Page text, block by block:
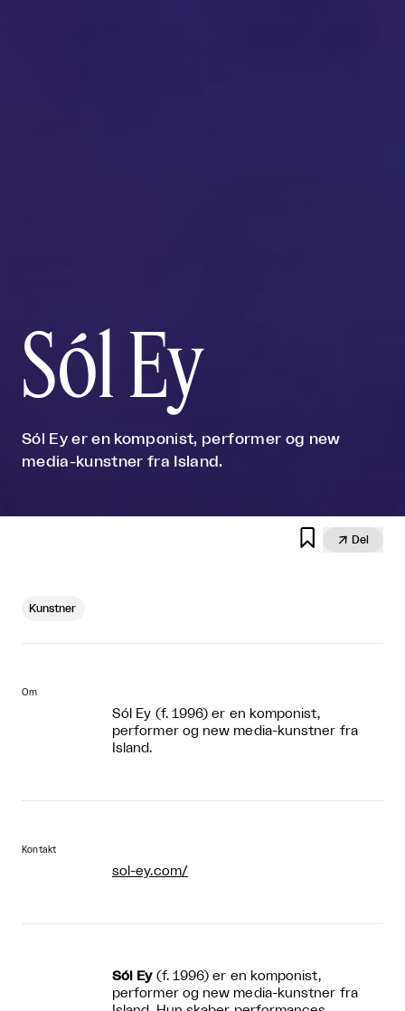
Sól Ey
Sól Ey er en komponist, performer og new
media-kunstner fra Island.
  Del
Kunstner
Om
Sól Ey (f. 1996) er en komponist,
performer og new media-kunstner fra
Island.
Kontakt
sol-ey.com/
Sól Ey(f. 1996) er en komponist,
performer og new media-kunstner fra